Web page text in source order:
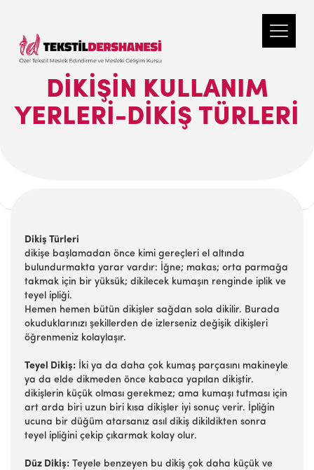
DIKIŞIN KULLANIM
YERLERI-DIKIŞ TÜRLERI
Dikiş Türleri
dikişe başlamadan önce kimi gereçleri el altında
bulundurmakta yarar vardır: İğne; makas; orta parmağa
takmak için bir yüksük; dikilecek kumaşın renginde iplik ve
teyel ipliği.
Hemen hemen bütün dikişler sağdan sola dikilir. Burada
okuduklarınızı şekillerden de izlerseniz değişik dikişleri
öğrenmeniz kolaylaşır.
Teyel Dikiş: İki ya da daha çok kumaş parçasını makineyle
ya da elde dikmeden önce kabaca yapılan dikiştir.
dikişlerin küçük olması gerekmez; ama kumaşı tutması için
art arda biri uzun biri kısa dikişler iyi sonuç verir. İpliğin
ucuna bir düğüm atarsanız asıl dikiş dikildikten sonra
teyel ipliğini çekip çıkarmak kolay olur.
Düz Dikiş: Teyele benzeyen bu dikiş çok daha küçük ve